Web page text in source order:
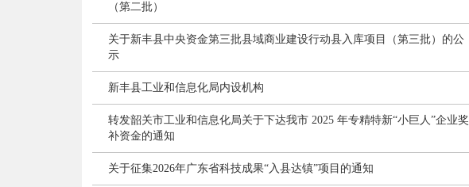
（第二批）
关于新丰县中央资金第三批县域商业建设行动县入库项目（第三批）的公
示
新丰县工业和信息化局内设机构
转发韶关市工业和信息化局关于下达我市 2025 年专精特新“小巨人”企业奖
补资金的通知
关于征集2026年广东省科技成果“入县达镇”项目的通知